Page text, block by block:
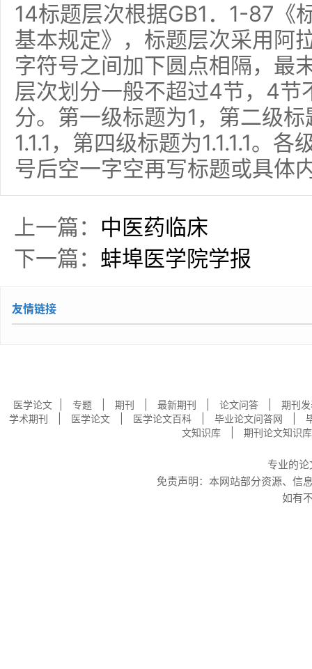
14标题层次根据GB1．1-87《
基本规定》，标题层次采用阿
字符号之间加下圆点相隔，最
层次划分一般不超过4节，4节
分。第一级标题为1，第二级
1.1.1，第四级标题为1.1.1.1。
号后空一字空再写标题或具体
上一篇： 中医药临床
下一篇： 蚌埠医学院学报
友情链接
医学论文 专题 期刊 最新期刊 论文问答
期刊
学术期刊
医学论文 医学论文百科 毕业论文问答网
文知识库
期刊论文知识库
专业的论
免责声明：本网站部分资源、信
如有